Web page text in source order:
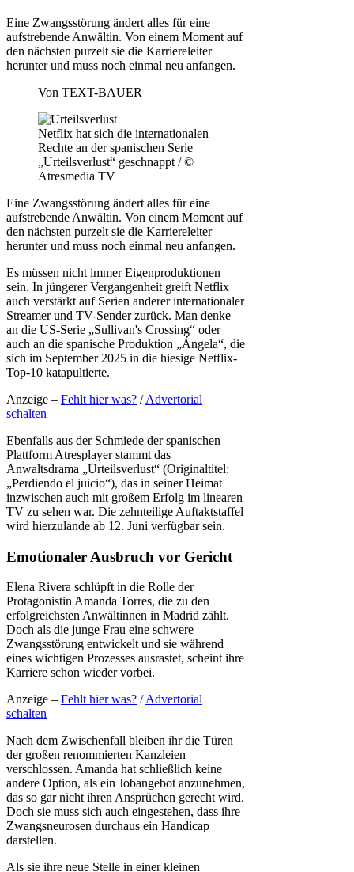
Eine Zwangsstörung ändert alles für eine
aufstrebende Anwältin. Von einem Moment auf
den nächsten purzelt sie die Karriereleiter
herunter und muss noch einmal neu anfangen.
Von TEXT-BAUER
Netflix hat sich die internationalen
Rechte an der spanischen Serie
„Urteilsverlust“ geschnappt / ©
Atresmedia TV
Eine Zwangsstörung ändert alles für eine
aufstrebende Anwältin. Von einem Moment auf
den nächsten purzelt sie die Karriereleiter
herunter und muss noch einmal neu anfangen.
Es müssen nicht immer Eigenproduktionen
sein. In jüngerer Vergangenheit greift Netflix
auch verstärkt auf Serien anderer internationaler
Streamer und TV-Sender zurück. Man denke
an die US-Serie „Sullivan's Crossing“ oder
auch an die spanische Produktion „Ángela“, die
sich im September 2025 in die hiesige Netflix-
Top-10 katapultierte.
Anzeige – Fehlt hier was? /Advertorial
schalten
Ebenfalls aus der Schmiede der spanischen
Plattform Atresplayer stammt das
Anwaltsdrama „Urteilsverlust“ (Originaltitel:
„Perdiendo el juicio“), das in seiner Heimat
inzwischen auch mit großem Erfolg im linearen
TV zu sehen war. Die zehnteilige Auftaktstaffel
wird hierzulande ab 12. Juni verfügbar sein.
Emotionaler Ausbruch vor Gericht
Elena Rivera schlüpft in die Rolle der
Protagonistin Amanda Torres, die zu den
erfolgreichsten Anwältinnen in Madrid zählt.
Doch als die junge Frau eine schwere
Zwangsstörung entwickelt und sie während
eines wichtigen Prozesses ausrastet, scheint ihre
Karriere schon wieder vorbei.
Anzeige – Fehlt hier was? /Advertorial
schalten
Nach dem Zwischenfall bleiben ihr die Türen
der großen renommierten Kanzleien
verschlossen. Amanda hat schließlich keine
andere Option, als ein Jobangebot anzunehmen,
das so gar nicht ihren Ansprüchen gerecht wird.
Doch sie muss sich auch eingestehen, dass ihre
Zwangsneurosen durchaus ein Handicap
darstellen.
Als sie ihre neue Stelle in einer kleinen